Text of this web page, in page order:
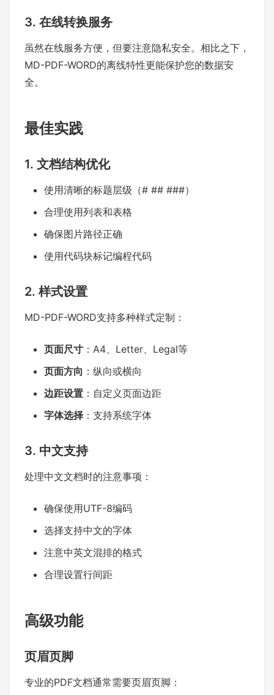
3. 在线转换服务
虽然在线服务方便，但要注意隐私安全。相比之下，
MD-PDF-WORD的离线特性更能保护您的数据安
全。
最佳实践
1. 文档结构优化
使用清晰的标题层级（# ## ###）
合理使用列表和表格
确保图片路径正确
使用代码块标记编程代码
2. 样式设置
MD-PDF-WORD支持多种样式定制：
页面尺寸 ：A4、Letter、Legal等
页面方向 ：纵向或横向
边距设置 ：自定义页面边距
字体选择 ：支持系统字体
3. 中文支持
处理中文文档时的注意事项：
确保使用UTF-8编码
选择支持中文的字体
注意中英文混排的格式
合理设置行间距
高级功能
页眉页脚
专业的PDF文档通常需要页眉页脚：